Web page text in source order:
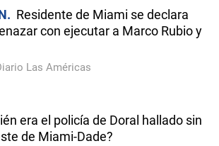
Residente de Miami se declara
con ejecutar a Marco Rubio y
Las Américas
era el policía de Doral hallado sin
de Miami-Dade?